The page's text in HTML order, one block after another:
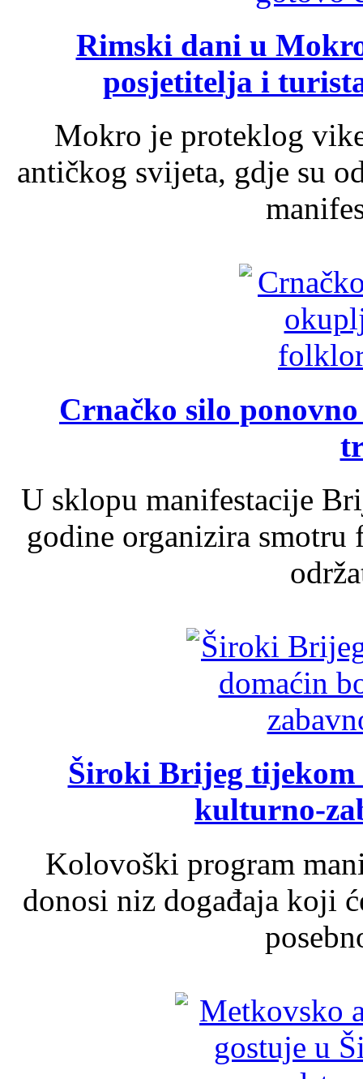
Rimski dani u
posjetitelja i
Mokro je proteklog
antičkog svijeta, gdje su
Crnačko silo
U sklopu manifestacije
godine organizira
Široki Brijeg tijekom
kulturno-
Kolovoški program
donosi niz događaja koji